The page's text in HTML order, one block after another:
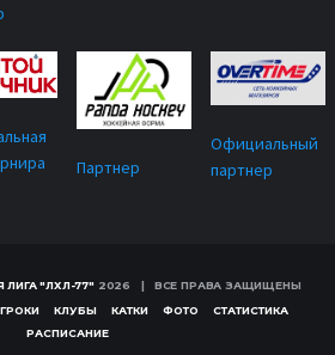
Партнер
Официальный
партнер
ЛИГА "ЛХЛ-77"2026 | ВСЕ ПРАВА ЗАЩИЩЕНЫ
КЛУБЫ КАТКИ ФОТО
СТАТИСТИКА
РАСПИСАНИЕ